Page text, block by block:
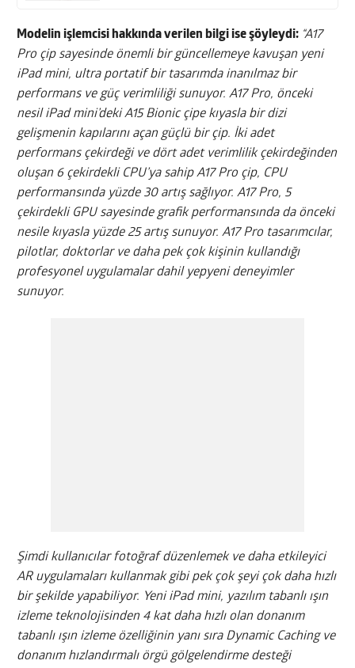
Modelin işlemcisi hakkında verilen bilgi ise şöyleydi: “A17
Pro çip sayesinde önemli bir güncellemeye kavuşan yeni
iPad mini, ultra portatif bir tasarımda inanılmaz bir
performans ve güç verimliliği sunuyor. A17 Pro, önceki
nesil iPad mini’deki A15 Bionic çipe kıyasla bir dizi
gelişmenin kapılarını açan güçlü bir çip. İki adet
performans çekirdeği ve dört adet verimlilik çekirdeğinden
oluşan 6 çekirdekli CPU’ya sahip A17 Pro çip, CPU
performansında yüzde 30 artış sağlıyor. A17 Pro, 5
çekirdekli GPU sayesinde grafik performansında da önceki
nesile kıyasla yüzde 25 artış sunuyor. A17 Pro tasarımcılar,
pilotlar, doktorlar ve daha pek çok kişinin kullandığı
profesyonel uygulamalar dahil yepyeni deneyimler
sunuyor.
Şimdi kullanıcılar fotoğraf düzenlemek ve daha etkileyici
AR uygulamaları kullanmak gibi pek çok şeyi çok daha hızlı
bir şekilde yapabiliyor. Yeni iPad mini, yazılım tabanlı ışın
izleme teknolojisinden 4 kat daha hızlı olan donanım
tabanlı ışın izleme özelliğinin yanı sıra Dynamic Caching ve
donanım hızlandırmalı örgü gölgelendirme desteği